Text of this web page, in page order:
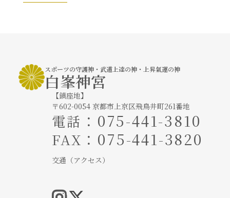
スポーツの守護神・武道上達の神・上昇氣運の神
白峯神宮
【鎮座地】
〒602-0054 京都市上京区飛鳥井町261番地
電話 ： 075-441-3810
FAX ：075-441-3820
交通（アクセス）